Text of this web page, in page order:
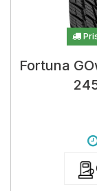
Fortuna